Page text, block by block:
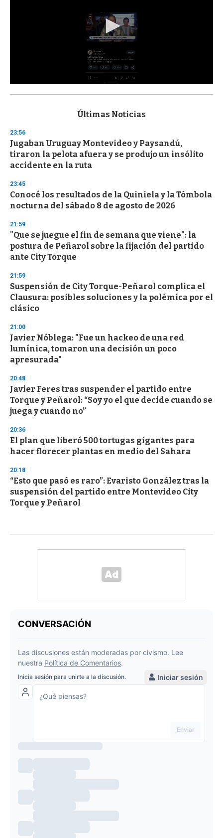
s
d
s
o
f
3
s
e
c
o
d
s
Últimas Noticias
23:56
Jugaban Uruguay Montevideo y Paysandú,
tiraron la pelota afuera y se produjo un insólito
accidente en la ruta
23:45
Conocé los resultados de la Quiniela y la Tómbola
nocturna del sábado 8 de agosto de 2026
21:59
"Que se juegue el fin de semana que viene": la
postura de Peñarol sobre la fijación del partido
ante City Torque
21:59
Suspensión de City Torque-Peñarol complica el
Clausura: posibles soluciones y la polémica por el
clásico
21:00
Javier Nóblega: "Fue un hackeo de una red
lumínica, tomaron una decisión un poco
apresurada"
20:48
Javier Feres tras suspender el partido entre
Torque y Peñarol: “Soy yo el que decide cuando se
juega y cuando no”
20:36
El plan que liberó 500 tortugas gigantes para
hacer florecer plantas en medio del Sahara
20:18
“Esto que pasó es raro”: Evaristo González tras la
suspensión del partido entre Montevideo City
Torque y Peñarol